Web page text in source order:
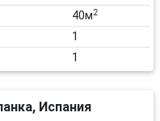
40м2
1
1
Испания